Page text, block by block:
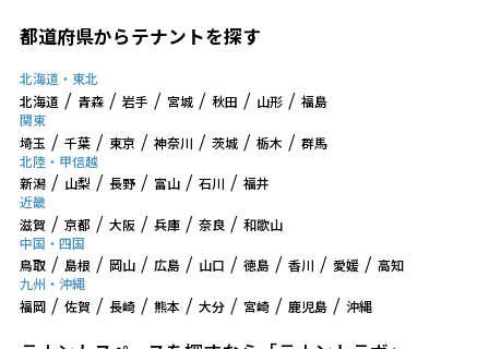
都道府県からテナントを探す
北海道・東北
北海道
青森 岩手 宮城 秋田 山形
福島
関東
埼玉
千葉 東京 神奈川 茨城 栃木
群馬
北陸・甲信越
新潟
山梨 長野 富山 石川
福井
近畿
滋賀
京都 大阪 兵庫 奈良
和歌山
中国・四国
鳥取
島根 岡山 広島 山口 徳島 香川 愛媛
高知
九州・沖縄
福岡
佐賀 長崎 熊本 大分 宮崎 鹿児島 沖縄